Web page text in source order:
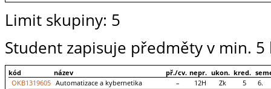
Limit skupiny: 5
Student zapisuje předměty v min.
kód název př./cv. nepr. ukon. kred.
OKB1319605 Automatizace a kybernetika – 12H Zk 5
6.